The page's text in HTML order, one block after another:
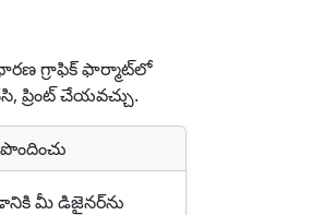
గ్రాఫిక్ ఫార్మాట్‌లో
ప్రింట్ చేయవచ్చు.
మీ డిజైనర్‌ను